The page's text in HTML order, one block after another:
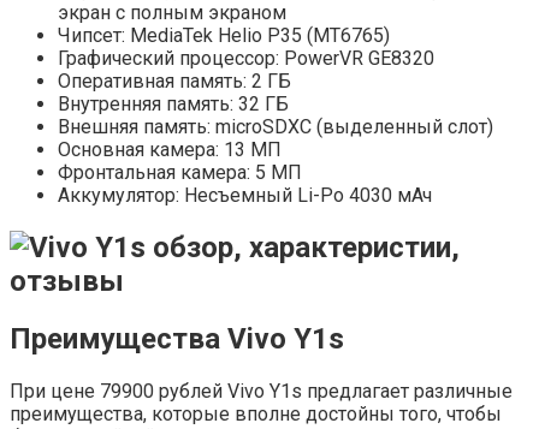
экран с полным экраном
Чипсет: MediaTek Helio P35 (MT6765)
Графический процессор: PowerVR GE8320
Оперативная память: 2 ГБ
Внутренняя память: 32 ГБ
Внешняя память: microSDXC (выделенный слот)
Основная камера: 13 МП
Фронтальная камера: 5 МП
Аккумулятор: Несъемный Li-Po 4030 мАч
Преимущества Vivo Y1s
При цене 79900 рублей Vivo Y1s предлагает различные
преимущества, которые вполне достойны того, чтобы